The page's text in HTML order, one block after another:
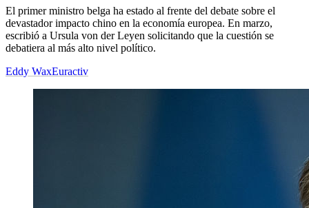
El primer ministro belga ha estado al frente del debate sobre el
devastador impacto chino en la economía europea. En marzo,
escribió a Ursula von der Leyen solicitando que la cuestión se
debatiera al más alto nivel político.
Eddy WaxEuractiv